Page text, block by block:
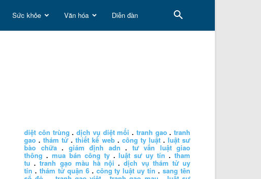
Sức khỏe Văn hóa Diễn đàn
diệt côn trùng . dịch vụ diệt mối . tranh gao. tranh
gao .thám tử.thiết kế web. công ty luật.luật sư
bào chữa. giám định adn . tư vấn luật giao
thông . mua bán công ty.luật sư uy tín .tham
tu .tranh gạo màu hà nội .dịch vụ thám tử uy
tín . thám tử quận 6. công ty luật uy tín .sang tên